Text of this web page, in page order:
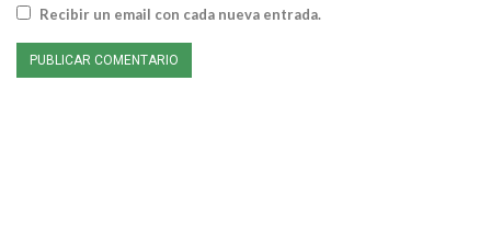
Recibir un email con cada nueva entrada.